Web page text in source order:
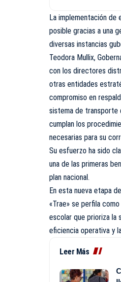
La implementación de
posible gracias a una
diversas instancias
Teodora Mullix,
con los directores
otras entidades
compromiso en
sistema de transporte
cumplan los
necesarias para su
Su esfuerzo ha sido
una de las primeras
plan nacional.
En esta nueva etapa
«Trae» se perfila
escolar que prioriza la
eficiencia operativa y
Leer Más